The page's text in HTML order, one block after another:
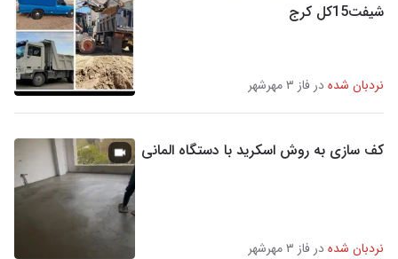
شیفت15کل کرج
نردبان شدهدر فاز ۳ مهرشهر
کف سازی به روش اسکرید با دستگاه المانی
نردبان شدهدر فاز ۳ مهرشهر